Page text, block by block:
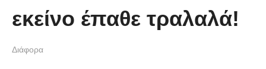
εκείνο έπαθε τραλαλά!
Διάφορα